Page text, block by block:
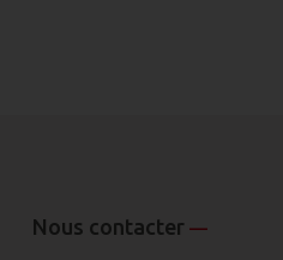
Nous contacter—